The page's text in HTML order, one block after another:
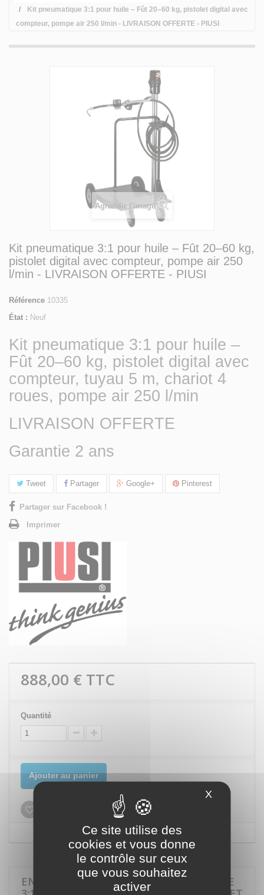
Ce site utilise des
cookies et vous donne
le contrôle sur ceux
que vous souhaitez
activer
X Masquer
Kit pneumatique 3:1 pour huile – Fût 20–60 kg, pistolet digital avec
compteur, pompe air 250 l/min - LIVRAISON OFFERTE - PIUSI
Agrandir l'image
Kit pneumatique 3:1 pour huile – Fût 20–60 kg,
pistolet digital avec compteur, pompe air 250
l/min - LIVRAISON OFFERTE - PIUSI
Référence 10335
État : Neuf
Kit pneumatique 3:1 pour huile –
Fût 20–60 kg, pistolet digital avec
compteur, tuyau 5 m, chariot 4
roues, pompe air 250 l/min
LIVRAISON OFFERTE
Garantie 2 ans
Tweet Partager Google+ Pinterest
Partager sur Facebook !
Imprimer
888,00 € TTC
Quantité
Ajouter au panier
Ajouter à ma liste d'envies
EN SAVOIR PLUS SUR KIT PNEUMATIQUE